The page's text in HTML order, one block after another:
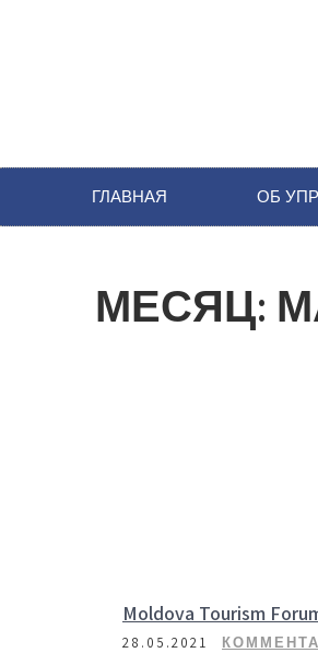
ГЛАВНАЯ ОБ
МЕСЯЦ:
Moldova Tourism
28.05.2021